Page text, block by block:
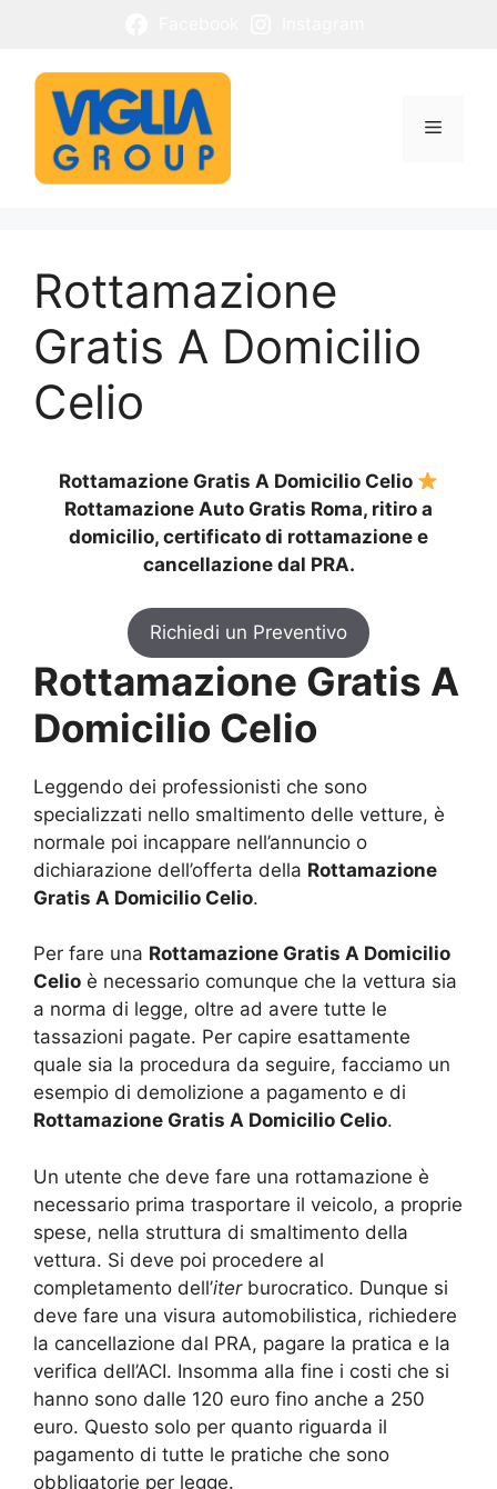
contenuto
Menu
Rottamazione
Gratis A Domicilio
Celio
Rottamazione Gratis A Domicilio Celio
Rottamazione Auto Gratis Roma, ritiro a
domicilio, certificato di rottamazione e
cancellazione dal PRA.
Richiedi un Preventivo
Rottamazione Gratis A
Domicilio Celio
Leggendo dei professionisti che sono
specializzati nello smaltimento delle vetture, è
normale poi incappare nell’annuncio o
dichiarazione dell’offerta della Rottamazione
Gratis A Domicilio Celio.
Per fare una Rottamazione Gratis A Domicilio
Celio è necessario comunque che la vettura sia
a norma di legge, oltre ad avere tutte le
tassazioni pagate. Per capire esattamente
quale sia la procedura da seguire, facciamo un
esempio di demolizione a pagamento e di
Rottamazione Gratis A Domicilio Celio.
Un utente che deve fare una rottamazione è
necessario prima trasportare il veicolo, a proprie
spese, nella struttura di smaltimento della
vettura. Si deve poi procedere al
completamento dell’iterburocratico. Dunque si
deve fare una visura automobilistica, richiedere
la cancellazione dal PRA, pagare la pratica e la
verifica dell’ACI. Insomma alla fine i costi che si
hanno sono dalle 120 euro fino anche a 250
euro. Questo solo per quanto riguarda il
pagamento di tutte le pratiche che sono
obbligatorie per legge.